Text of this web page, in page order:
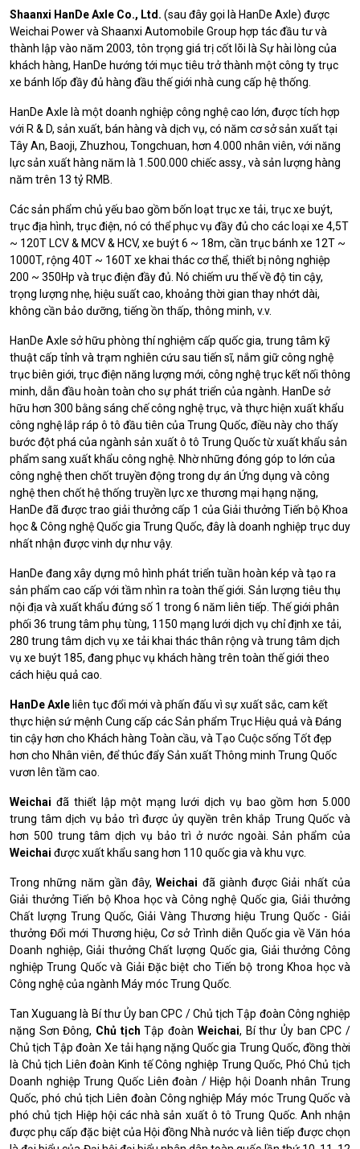
Shaanxi HanDe Axle Co., Ltd. (sau đây gọi là HanDe Axle) được
Weichai Power và Shaanxi Automobile Group hợp tác đầu tư và
thành lập vào năm 2003, tôn trọng giá trị cốt lõi là Sự hài lòng của
khách hàng, HanDe hướng tới mục tiêu trở thành một công ty trục
xe bánh lốp đầy đủ hàng đầu thế giới nhà cung cấp hệ thống.
HanDe Axle là một doanh nghiệp công nghệ cao lớn, được tích hợp
với R & D, sản xuất, bán hàng và dịch vụ, có năm cơ sở sản xuất tại
Tây An, Baoji, Zhuzhou, Tongchuan, hơn 4.000 nhân viên, với năng
lực sản xuất hàng năm là 1.500.000 chiếc assy., và sản lượng hàng
năm trên 13 tỷ RMB.
Các sản phẩm chủ yếu bao gồm bốn loạt trục xe tải, trục xe buýt,
trục địa hình, trục điện, nó có thể phục vụ đầy đủ cho các loại xe 4,5T
~ 120T LCV & MCV & HCV, xe buýt 6 ~ 18m, cần trục bánh xe 12T ~
1000T, rộng 40T ~ 160T xe khai thác cơ thể, thiết bị nông nghiệp
200 ~ 350Hp và trục điện đầy đủ. Nó chiếm ưu thế về độ tin cậy,
trọng lượng nhẹ, hiệu suất cao, khoảng thời gian thay nhớt dài,
không cần bảo dưỡng, tiếng ồn thấp, thông minh, v.v.
HanDe Axle sở hữu phòng thí nghiệm cấp quốc gia, trung tâm kỹ
thuật cấp tỉnh và trạm nghiên cứu sau tiến sĩ, nắm giữ công nghệ
trục biên giới, trục điện năng lượng mới, công nghệ trục kết nối thông
minh, dẫn đầu hoàn toàn cho sự phát triển của ngành. HanDe sở
hữu hơn 300 bằng sáng chế công nghệ trục, và thực hiện xuất khẩu
công nghệ lắp ráp ô tô đầu tiên của Trung Quốc, điều này cho thấy
bước đột phá của ngành sản xuất ô tô Trung Quốc từ xuất khẩu sản
phẩm sang xuất khẩu công nghệ. Nhờ những đóng góp to lớn của
công nghệ then chốt truyền động trong dự án Ứng dụng và công
nghệ then chốt hệ thống truyền lực xe thương mại hạng nặng,
HanDe đã được trao giải thưởng cấp 1 của Giải thưởng Tiến bộ Khoa
học & Công nghệ Quốc gia Trung Quốc, đây là doanh nghiệp trục duy
nhất nhận được vinh dự như vậy.
HanDe đang xây dựng mô hình phát triển tuần hoàn kép và tạo ra
sản phẩm cao cấp với tầm nhìn ra toàn thế giới. Sản lượng tiêu thụ
nội địa và xuất khẩu đứng số 1 trong 6 năm liên tiếp. Thế giới phân
phối 36 trung tâm phụ tùng, 1150 mạng lưới dịch vụ chỉ định xe tải,
280 trung tâm dịch vụ xe tải khai thác thân rộng và trung tâm dịch
vụ xe buýt 185, đang phục vụ khách hàng trên toàn thế giới theo
cách hiệu quả cao.
HanDe Axle liên tục đổi mới và phấn đấu vì sự xuất sắc, cam kết
thực hiện sứ mệnh Cung cấp các Sản phẩm Trục Hiệu quả và Đáng
tin cậy hơn cho Khách hàng Toàn cầu, và Tạo Cuộc sống Tốt đẹp
hơn cho Nhân viên, để thúc đẩy Sản xuất Thông minh Trung Quốc
vươn lên tầm cao.
Weichai đã thiết lập một mạng lưới dịch vụ bao gồm hơn 5.000
trung tâm dịch vụ bảo trì được ủy quyền trên khắp Trung Quốc và
hơn 500 trung tâm dịch vụ bảo trì ở nước ngoài.Sản phẩm của
Weichai được xuất khẩu sang hơn 110 quốc gia và khu vực.
Trong những năm gần đây,Weichai đã giành được Giải nhất của
Giải thưởng Tiến bộ Khoa học và Công nghệ Quốc gia, Giải thưởng
Chất lượng Trung Quốc, Giải Vàng Thương hiệu Trung Quốc - Giải
thưởng Đổi mới Thương hiệu, Cơ sở Trình diễn Quốc gia về Văn hóa
Doanh nghiệp, Giải thưởng Chất lượng Quốc gia, Giải thưởng Công
nghiệp Trung Quốc và Giải Đặc biệt cho Tiến bộ trong Khoa học và
Công nghệ của ngành Máy móc Trung Quốc.
Tan Xuguang là Bí thư Ủy ban CPC / Chủ tịch Tập đoàn Công nghiệp
nặng Sơn Đông, Chủ tịch Tập đoàn Weichai, Bí thư Ủy ban CPC /
Chủ tịch Tập đoàn Xe tải hạng nặng Quốc gia Trung Quốc, đồng thời
là Chủ tịch Liên đoàn Kinh tế Công nghiệp Trung Quốc, Phó Chủ tịch
Doanh nghiệp Trung Quốc Liên đoàn / Hiệp hội Doanh nhân Trung
Quốc, phó chủ tịch Liên đoàn Công nghiệp Máy móc Trung Quốc và
phó chủ tịch Hiệp hội các nhà sản xuất ô tô Trung Quốc. Anh nhận
được phụ cấp đặc biệt của Hội đồng Nhà nước và liên tiếp được chọn